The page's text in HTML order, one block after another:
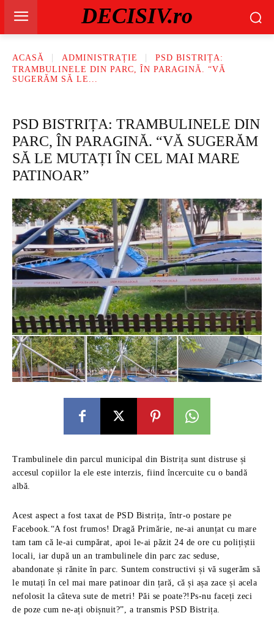
DECISIV.ro
ACASĂ ADMINISTRAȚIE
PSD BISTRIȚA:
TRAMBULINELE DIN PARC, ÎN PARAGINĂ. “VĂ
SUGERĂM SĂ LE...
PSD BISTRIȚA: TRAMBULINELE DIN
PARC, ÎN PARAGINĂ. “VĂ SUGERĂM
SĂ LE MUTAȚI ÎN CEL MAI MARE
PATINOAR”
Trambulinele din parcul municipal din Bistrița sunt distruse și
accesul copiilor la ele este interzis, fiind încercuite cu o bandă
albă.
Acest aspect a fost taxat de PSD Bistrița, într-o postare pe
Facebook.“A fost frumos! Dragă Primărie, ne-ai anunțat cu mare
tam tam că le-ai cumpărat, apoi le-ai păzit 24 de ore cu polițiștii
locali, iar după un an trambulinele din parc zac seduse,
abandonate și rănite în parc. Suntem constructivi și vă sugerăm să
le mutați în cel mai mare patinoar din țară, că și așa zace și acela
nefolosit la câteva sute de metri! Păi se poate?!Ps-nu faceți zeci
de poze cum ne-ați obișnuit?”, a transmis PSD Bistrița.